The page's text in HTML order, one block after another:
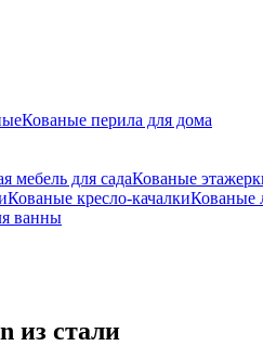
Кованые перила для дома
мебель для садаКованые
Кованые кресло-качалкиКованые
ванны
из стали